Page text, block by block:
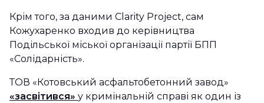
Крім того, за даними Clarity Project, сам
Кожухаренко входив до керівництва
Подільської міської організації партії БПП
«Солідарність».
ТОВ «Котовський асфальтобетонний завод»
«засвітився» у кримінальній справі як один із